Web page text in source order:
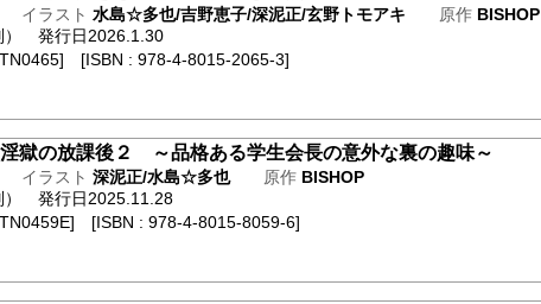
イラスト 水島☆多也/吉野恵子/深泥正/玄野トモアキ 原作 BISHOP
） 発行日2026.1.30
[ISBN : 978-4-8015-2065-3]
淫獄の放課後２ ～品格ある学生会長の意外な裏の趣味～
イラスト 深泥正/水島☆多也 原作 BISHOP
） 発行日2025.11.28
[ISBN : 978-4-8015-8059-6]